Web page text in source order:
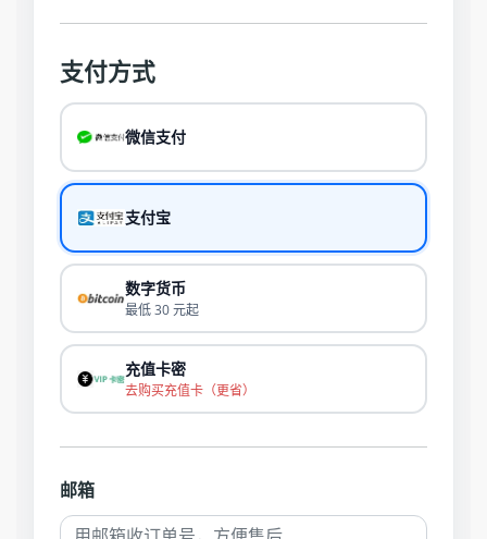
支付方式
微信支付
支付宝
数字货币
最低 30 元起
充值卡密
去购买充值卡（更省）
邮箱